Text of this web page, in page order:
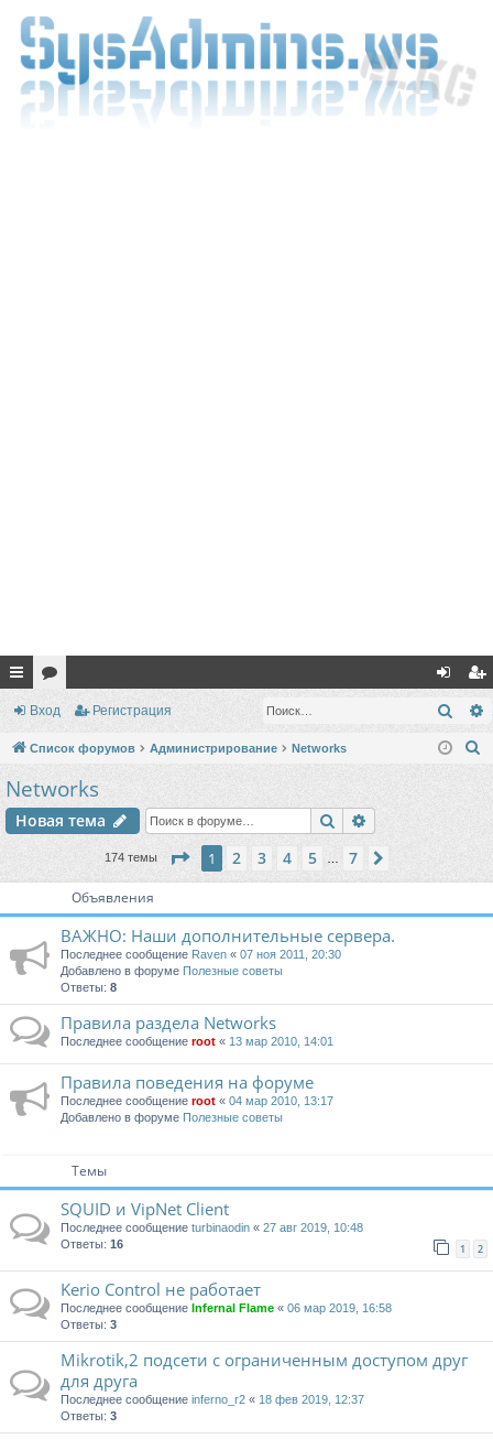
с
ы
и
ор хо
д
ег
ис
Вход Регистрация
Список форумов Администрирование Networks
Networks
Новая тема Поиск
174 темы Страница из 7
1 2 3 4 5 7
Объявления
ВАЖНО: Наши дополнительные сервера.
Последнее сообщение Raven « 07 ноя 2011, 20:30
Добавлено в форуме Полезные советы
Ответы: 8
Правила раздела Networks
Последнее сообщение root « 13 мар 2010, 14:01
Правила поведения на форуме
Последнее сообщение root « 04 мар 2010, 13:17
Добавлено в форуме Полезные советы
Темы
SQUID и VipNet Client
Последнее сообщение turbinaodin « 27 авг 2019, 10:48
Ответы: 16 1 2
Kerio Control не работает
Последнее сообщение Infernal Flame « 06 мар 2019, 16:58
Ответы: 3
Mikrotik,2 подсети с ограниченным доступом друг
для друга
Последнее сообщение inferno_r2 « 18 фев 2019, 12:37
Ответы: 3